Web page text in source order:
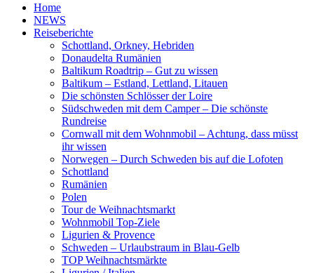
Home
NEWS
Reiseberichte
Schottland, Orkney, Hebriden
Donaudelta Rumänien
Baltikum Roadtrip – Gut zu wissen
Baltikum – Estland, Lettland, Litauen
Die schönsten Schlösser der Loire
Südschweden mit dem Camper – Die schönste
Rundreise
Cornwall mit dem Wohnmobil – Achtung, dass müsst
ihr wissen
Norwegen – Durch Schweden bis auf die Lofoten
Schottland
Rumänien
Polen
Tour de Weihnachtsmarkt
Wohnmobil Top-Ziele
Ligurien & Provence
Schweden – Urlaubstraum in Blau-Gelb
TOP Weihnachtsmärkte